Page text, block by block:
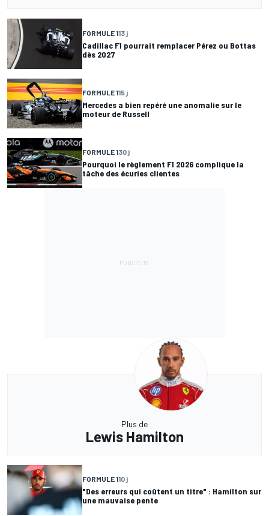
FORMULE 113 j
Cadillac F1 pourrait remplacer Pérez ou Bottas
dès 2027
FORMULE 115 j
Mercedes a bien repéré une anomalie sur le
moteur de Russell
FORMULE 130 j
Pourquoi le règlement F1 2026 complique la
tâche des écuries clientes
Plus de
Lewis Hamilton
FORMULE 110 j
"Des erreurs qui coûtent un titre" : Hamilton sur
une mauvaise pente